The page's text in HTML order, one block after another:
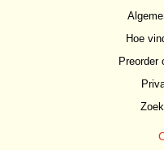
Hoe
Preorder